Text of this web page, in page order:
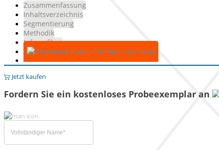
Zusammenfassung
Inhaltsverzeichnis
Segmentierung
Methodik
Infografiken
Gratis-PDF herunterladen
Jetzt kaufen
Fordern Sie ein kostenloses Probeexemplar an